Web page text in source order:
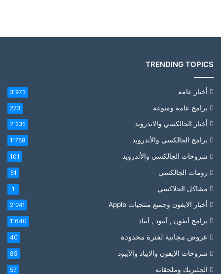
TRENDING TOPICS
أخبار عامة 3٬973
برامج عامة ومنوعة 273
أخبار الجالكسي والاندرويد 2٬235
برامج الجالكسي والأندرويد 1٬758
شروحات الجالكسي والأندرويد 101
رومات الجالكسي 51
مشاكل الجلاكسي 1
أخبار الايفون وجميع منتجيات Apple 2٬041
برامج آيفون , آيبود , آيباد 1٬640
عروض مجانية لفترة محدودة 40
شروحات الايفون والايباد والآيبود 85
الجلبريك وملحقاته 57